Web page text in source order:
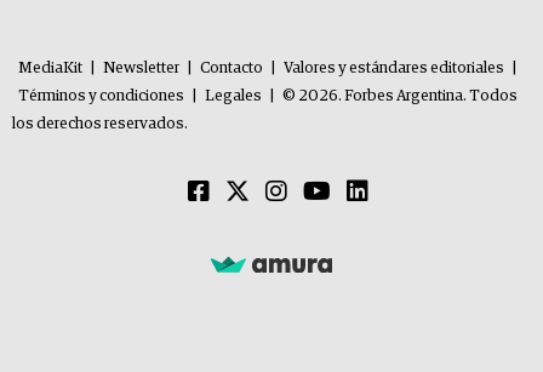
MediaKit Newsletter Contacto Valores y estándares editoriales
Términos y condiciones
Legales
© 2026. Forbes Argentina. Todos
los derechos reservados.